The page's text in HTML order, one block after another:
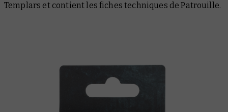
Templars et contient les fiches techniques de Patrouille.